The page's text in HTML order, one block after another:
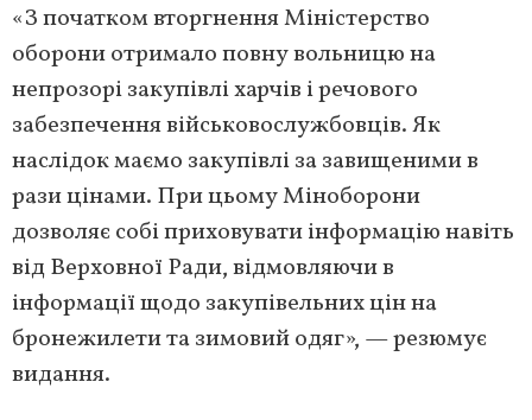
«З початком вторгнення Міністерство
оборони отримало повну вольницю на
непрозорі закупівлі харчів і речового
забезпечення військовослужбовців. Як
наслідок маємо закупівлі за завищеними в
рази цінами. При цьому Міноборони
дозволяє собі приховувати інформацію навіть
від Верховної Ради, відмовляючи в
інформації щодо закупівельних цін на
бронежилети та зимовий одяг», — резюмує
видання.